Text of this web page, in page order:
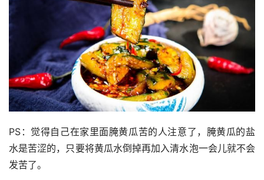
PS：觉得自己在家里面腌黄瓜苦的人注意了，腌黄瓜的盐
水是苦涩的，只要将黄瓜水倒掉再加入清水泡一会儿就不会
发苦了。